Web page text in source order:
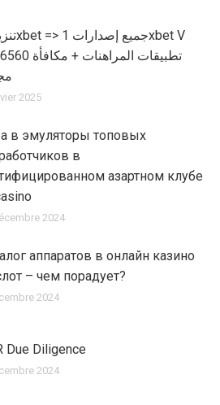
1116560 تطبيقات
2025
в эмуляторы топовых
в
азартном клубе
2024
аппаратов в онлайн казино
– чем порадует?
2024
Due Diligence
2024